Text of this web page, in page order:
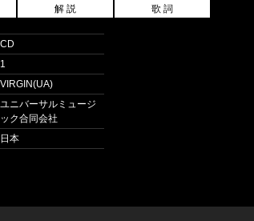
解 説 歌 詞
CD
1
VIRGIN(UA)
ユニバーサルミュージ
ック合同会社
日本